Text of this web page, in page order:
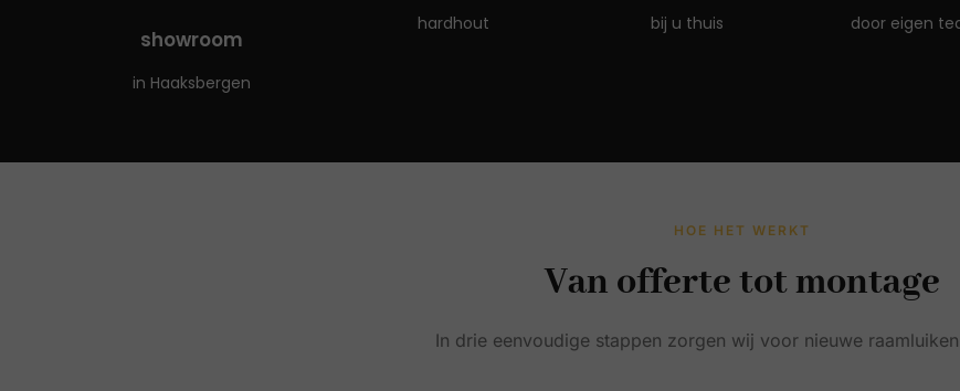
showroom
in Haaksbergen
hardhout bij u thuis door eigen
HOE HET WERKT
Van offerte tot montage
In drie eenvoudige stappen zorgen wij voor nieuwe